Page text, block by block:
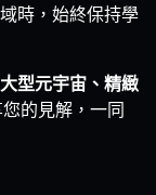
時，始終保持學
型元宇宙、精緻
的見解，一同